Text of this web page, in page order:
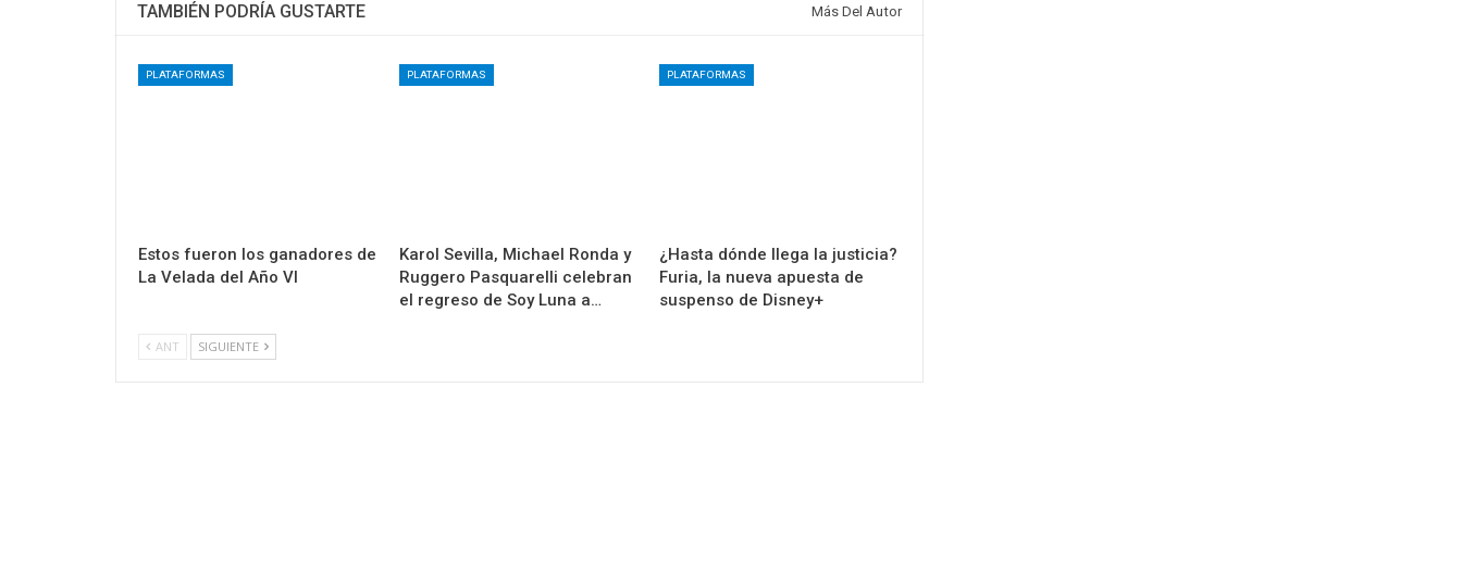
TAMBIÉN PODRÍA GUSTARTE Más Del Autor
PLATAFORMAS
Estos fueron los ganadores de
La Velada del Año VI
PLATAFORMAS
Karol Sevilla, Michael Ronda y
Ruggero Pasquarelli celebran
el regreso de Soy Luna a…
PLATAFORMAS
¿Hasta dónde llega la justicia?
Furia, la nueva apuesta de
suspenso de Disney+
ANT SIGUIENTE